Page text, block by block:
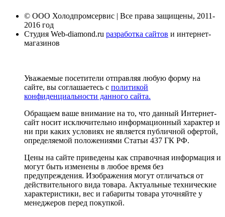
© ООО Холодпромсервис | Все права защищены, 2011-
2016 год
Студия Web-diamond.ru разработка сайтов и интернет-
магазинов
Уважаемые посетители отправляя любую форму на
сайте, вы соглашаетесь с политикой
конфиденциальности данного сайта.
Обращаем ваше внимание на то, что данный Интернет-
сайт носит исключительно информационный характер и
ни при каких условиях не является публичной офертой,
определяемой положениями Статьи 437 ГК РФ.
Цены на сайте приведены как справочная информация и
могут быть изменены в любое время без
предупреждения. Изображения могут отличаться от
действительного вида товара. Актуальные технические
характеристики, вес и габариты товара уточняйте у
менеджеров перед покупкой.